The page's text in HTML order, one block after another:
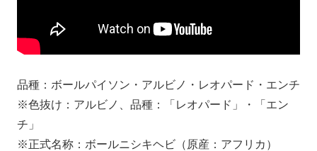
品種：ボールパイソン・アルビノ・レオパード・エンチ
※色抜け：アルビノ、品種：「レオパード」・「エン
チ」
※正式名称：ボールニシキヘビ（原産：アフリカ）